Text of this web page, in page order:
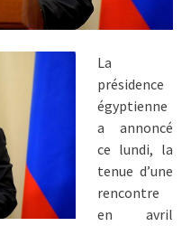
La
présidence
égyptienne
a annoncé
ce lundi, la
tenue d’une
rencontre
en avril